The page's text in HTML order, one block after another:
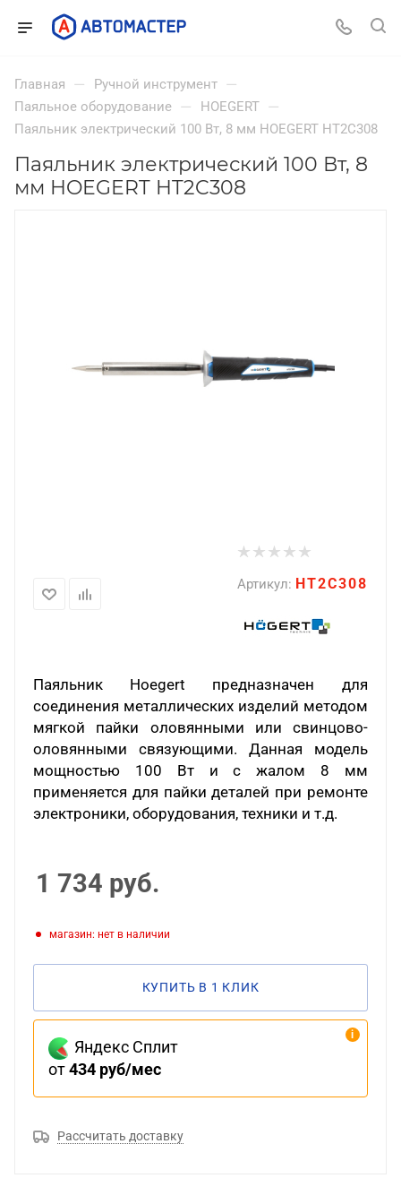
Главная — Ручной инструмент —
Паяльное оборудование — HOEGERT —
Паяльник электрический 100 Вт, 8 мм HOEGERT HT2C308
Паяльник электрический 100 Вт, 8
мм HOEGERT HT2C308
Артикул: HT2C308
Паяльник Hoegert
предназначен для
соединения металлических изделий методом
мягкой пайки оловянными или свинцово-
оловянными связующими. Данная модель
мощностью 100 Вт и с жалом 8 мм
применяется для пайки деталей при ремонте
электроники, оборудования, техники и т.д.
1 734 руб.
Магазин: нет в наличии
КУПИТЬ В 1 КЛИК
Яндекс Сплит
от434 руб/мес
Рассчитать доставку